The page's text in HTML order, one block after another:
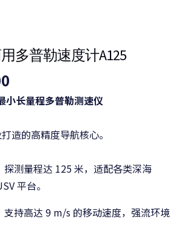
多普勒速度计A125
小长量程多普勒测速仪
造的高精度导航核心。
探测量程达 125 米，适配各类深海
平台。
支持高达 9 m/s 的移动速度，强流环境